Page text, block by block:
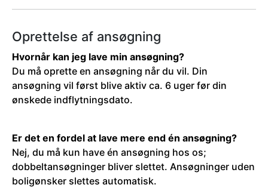
Oprettelse af ansøgning
Hvornår kan jeg lave min ansøgning?
Du må oprette en ansøgning når du vil. Din
ansøgning vil først blive aktiv ca. 6 uger før din
ønskede indflytningsdato.
Er det en fordel at lave mere end én ansøgning?
Nej, du må kun have én ansøgning hos os;
dobbeltansøgninger bliver slettet. Ansøgninger uden
boligønsker slettes automatisk.